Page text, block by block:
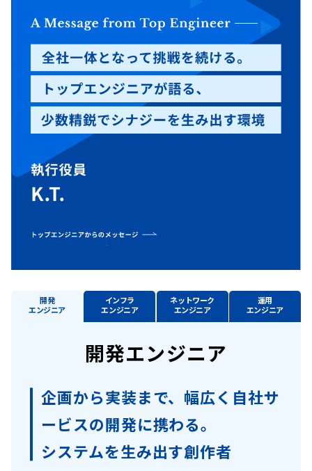
開発
エンジニア
インフラ
エンジニア
ネットワーク
エンジニア
運用
エンジニア
開発エンジニア
企画から実装まで、幅広く自社サ
ービスの開発に携わる。
システムを生み出す創作者